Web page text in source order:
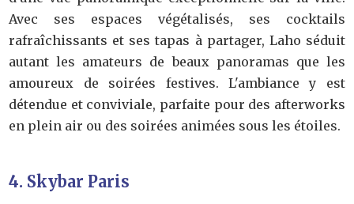
Avec ses espaces végétalisés, ses cocktails
rafraîchissants et ses tapas à partager, Laho séduit
autant les amateurs de beaux panoramas que les
amoureux de soirées festives. L'ambiance y est
détendue et conviviale, parfaite pour des afterworks
en plein air ou des soirées animées sous les étoiles.
4. Skybar Paris